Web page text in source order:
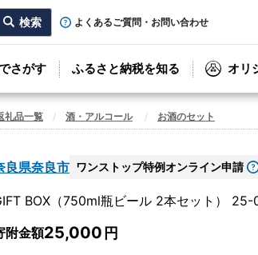
よくあるご質問・お問い合わせ
さがす ふるさと納税を知る オリ
礼品一覧 酒・アルコール お酒のセット
良県奈良市 ワンストップ特例オンライン申請
BOX（750ml瓶ビール 2本セット）
附金額25,000